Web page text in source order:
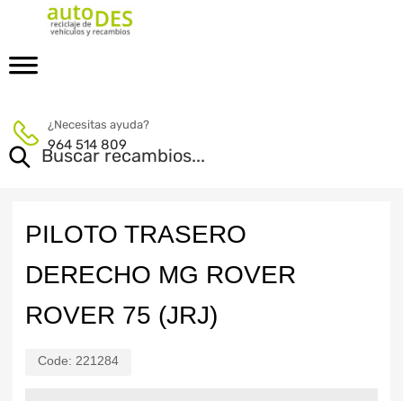
¿Necesitas ayuda?
964 514 809
PILOTO TRASERO
DERECHO MG ROVER
ROVER 75 (JRJ)
Code: 221284